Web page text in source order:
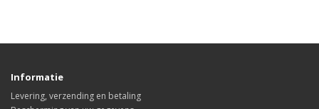
Informatie
Levering, verzending en betaling